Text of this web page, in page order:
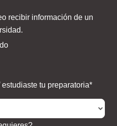
recibir información de un
tu preparatoria*